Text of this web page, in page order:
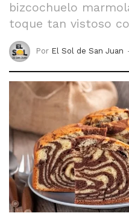
bizcochuelo
toque tan vistoso
Por El Sol de San Juan